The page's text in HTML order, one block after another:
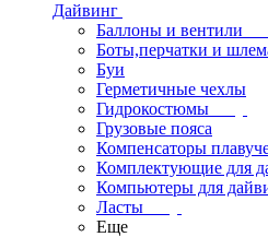
Дайвинг
Баллоны и вентили
Боты,перчатки и
Буи
Герметичные чехлы
Гидрокостюмы
Грузовые пояса
Компенсаторы
Комплектующие для
Компьютеры для
Ласты
Еще